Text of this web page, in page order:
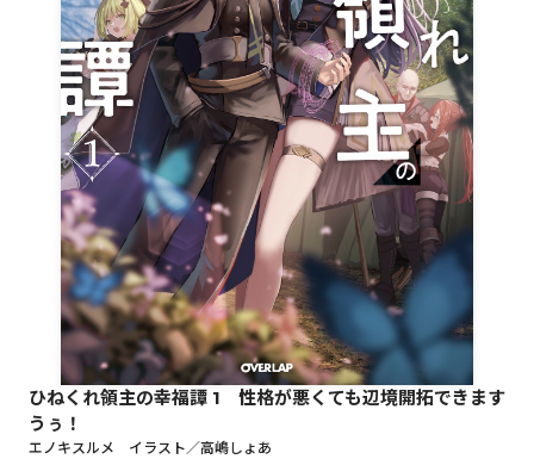
オーバーラップノベルスf
ロサージュノベルス
コミックガルド
コミッククリエ
ひねくれ領主の幸福譚 1 性格が悪くても辺境開拓できます
うぅ！
エノキスルメ イラスト／高嶋しょあ